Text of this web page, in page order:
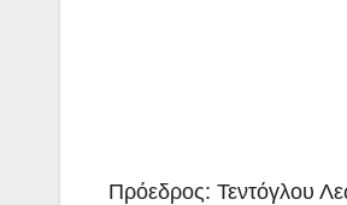
Πρόεδρος: Τεντόγλου